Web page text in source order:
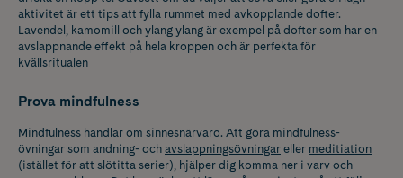
aktivitet är ett tips att fylla rummet med avkopplande dofter.
Lavendel, kamomill och ylang ylang är exempel på dofter som har en
avslappnande effekt på hela kroppen och är perfekta för
kvällsritualen
Prova mindfulness
Mindfulness handlar om sinnesnärvaro. Att göra mindfulness-
övningar som andning- och avslappningsövningar eller meditiation
(istället för att slötitta serier), hjälper dig komma ner i varv och